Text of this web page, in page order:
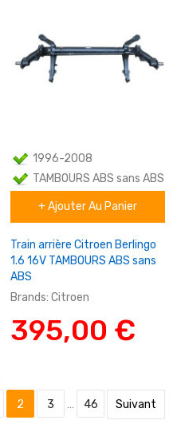
1996-2008
TAMBOURS ABS sans ABS
Familial
+ Ajouter Au Panier
Train arrière Citroen Berlingo
1.6 16V TAMBOURS ABS sans
ABS
Brands: Citroen
395,00 €
2 3 … 46 Suivant